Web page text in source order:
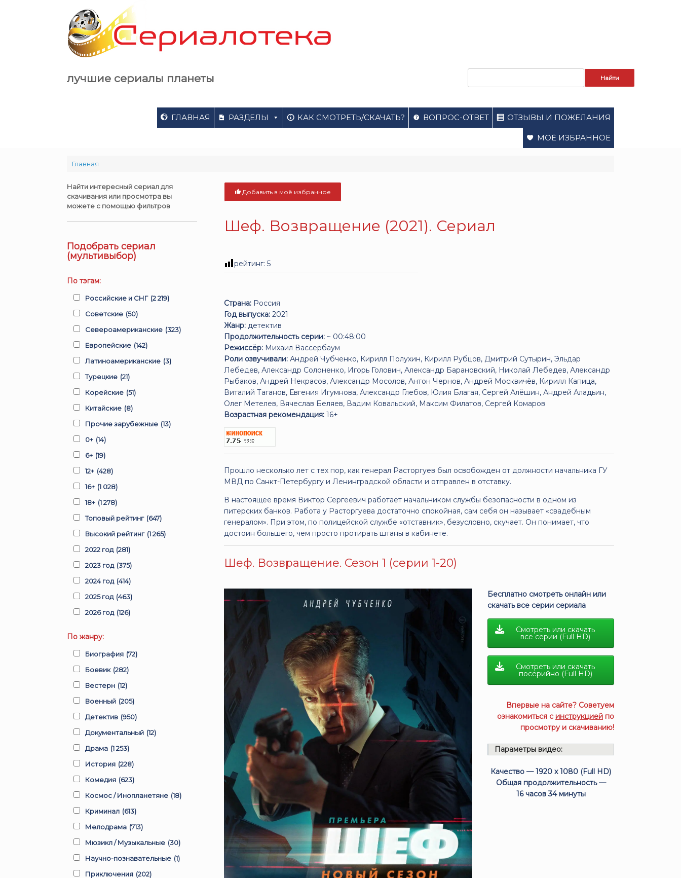
лучшие сериалы планеты
ГЛАВНАЯ РАЗДЕЛЫ КАК СМОТРЕТЬ/СКАЧАТЬ? ВОПРОС-ОТВЕТ ОТЗЫВЫ И ПОЖЕЛАНИЯ
МОЁ ИЗБРАННОЕ
Главная
Добавить в моё избранное
Шеф. Возвращение (2021). Сериал
рейтинг:5
Страна: Россия
Год выпуска: 2021
Жанр: детектив
Продолжительность серии: ~ 00:48:00
Режиссёр: Михаил Вассербаум
Роли озвучивали: Андрей Чубченко, Кирилл Полухин, Кирилл Рубцов, Дмитрий Сутырин, Эльдар
Лебедев, Александр Солоненко, Игорь Головин, Александр Барановский, Николай Лебедев, Александр
Рыбаков, Андрей Некрасов, Александр Мосолов, Антон Чернов, Андрей Москвичёв, Кирилл Капица,
Виталий Таганов, Евгения Игумнова, Александр Глебов, Юлия Благая, Сергей Алёшин, Андрей Аладьин,
Олег Метелев, Вячеслав Беляев, Вадим Ковальский, Максим Филатов, Сергей Комаров
Возрастная рекомендация: 16+
Прошло несколько лет с тех пор, как генерал Расторгуев был освобожден от должности начальника ГУ
МВД по Санкт-Петербургу и Ленинградской области и отправлен в отставку.
В настоящее время Виктор Сергеевич работает начальником службы безопасности в одном из
питерских банков. Работа у Расторгуева достаточно спокойная, сам себя он называет «свадебным
генералом». При этом, по полицейской службе «отставник», безусловно, скучает. Он понимает, что
достоин большего, чем просто протирать штаны в кабинете.
Шеф. Возвращение. Сезон 1 (серии 1-20)
Бесплатно смотреть онлайн или
скачать все серии сериала
Смотреть или скачать
все серии (Full HD)
Смотреть или скачать
посерийно (Full HD)
Впервые на сайте? Советуем
ознакомиться с инструкцией по
просмотру и скачиванию!
Параметры видео:
Качество — 1920 x 1080 (Full HD)
Общая продолжительность —
16 часов 34 минуты
Найти интересный сериал для
скачивания или просмотра вы
можете с помощью фильтров
Подобрать сериал
(мультивыбор)
По тэгам:
Российские и СНГ (2 219)
Советские (50)
Североамериканские (323)
Европейские (142)
Латиноамериканские (3)
Турецкие (21)
Корейские (51)
Китайские (8)
Прочие зарубежные (13)
0+ (14)
6+ (19)
12+ (428)
16+ (1 028)
18+ (1 278)
Топовый рейтинг (647)
Высокий рейтинг (1 265)
2022 год (281)
2023 год (375)
2024 год (414)
2025 год (463)
2026 год (126)
По жанру:
Биография (72)
Боевик (282)
Вестерн (12)
Военный (205)
Детектив (950)
Документальный (12)
Драма (1 253)
История (228)
Комедия (623)
Космос / Инопланетяне (18)
Криминал (613)
Мелодрама (713)
Мюзикл / Музыкальные (30)
Научно-познавательные (1)
Приключения (202)